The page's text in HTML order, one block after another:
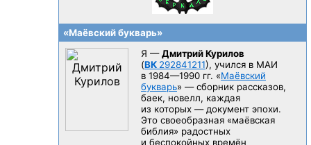
«Маёвский букварь»
Я —Дмитрий Курилов
(ВК 292841211), учился в МАИ
в 1984—1990 гг. «Маёвский
букварь» — сборник рассказов,
баек, новелл, каждая
из которых — документ эпохи.
Это своеобразная «маёвская
библия» радостных
и беспокойных времён